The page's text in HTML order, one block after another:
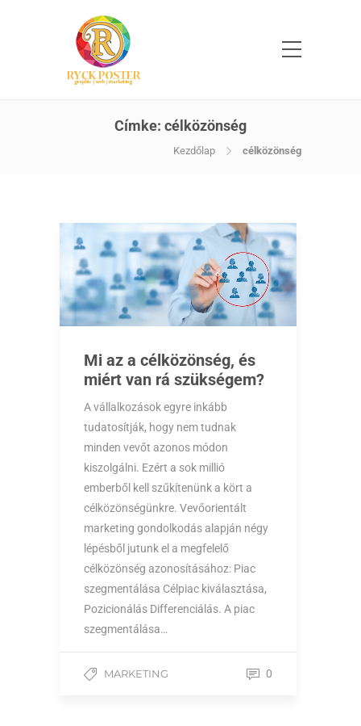
Címke: célközönség
Kezdőlap célközönség
Mi az a célközönség, és
miért van rá szükségem?
A vállalkozások egyre inkább
tudatosítják, hogy nem tudnak
minden vevőt azonos módon
kiszolgálni. Ezért a sok millió
emberből kell szűkítenünk a kört a
célközönségünkre. Vevőorientált
marketing gondolkodás alapján négy
lépésből jutunk el a megfelelő
célközönség azonosításához: Piac
szegmentálása Célpiac kiválasztása,
Pozicionálás Differenciálás. A piac
szegmentálása…
MARKETING 0